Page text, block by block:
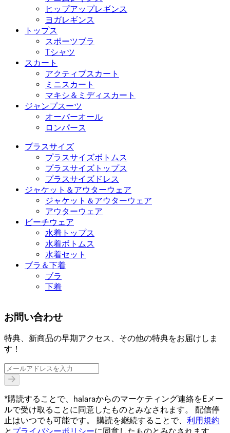
ヒップアップレギンス
ヨガレギンス
トップス
スポーツブラ
Tシャツ
スカート
アクティブスカート
ミニスカート
マキシ＆ミディスカート
ジャンプスーツ
オーバーオール
ロンパース
プラスサイズ
プラスサイズボトムス
プラスサイズトップス
プラスサイズドレス
ジャケット＆アウターウェア
ジャケット＆アウターウェア
アウターウェア
ビーチウェア
水着トップス
水着ボトムス
水着セット
ブラ＆下着
ブラ
下着
お問い合わせ
特典、新商品の早期アクセス、その他の特典をお届けしま
す！
*購読することで、halaraからのマーケティング連絡をEメー
ルで受け取ることに同意したものとみなされます。 配信停
止はいつでも可能です。 購読を継続することで、 利用規約